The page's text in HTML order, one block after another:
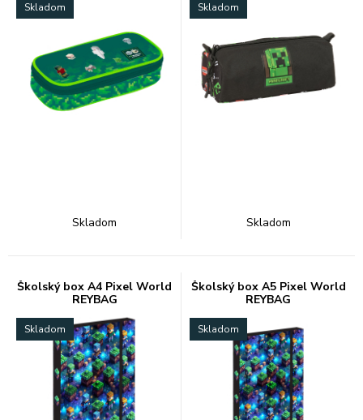
Skladom
Skladom
Skladom
Skladom
Školský box A4 Pixel World
REYBAG
Skladom
Školský box A5 Pixel World
REYBAG
Skladom